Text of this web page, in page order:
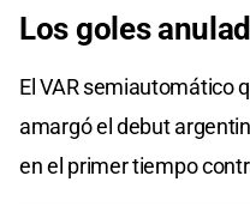
Los goles
El VAR semiautomático
amargó el debut
en el primer tiempo